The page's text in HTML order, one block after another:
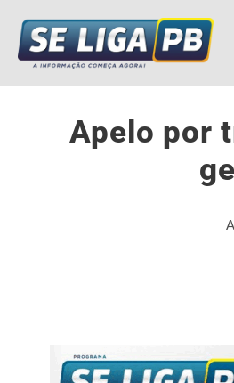
Apelo por